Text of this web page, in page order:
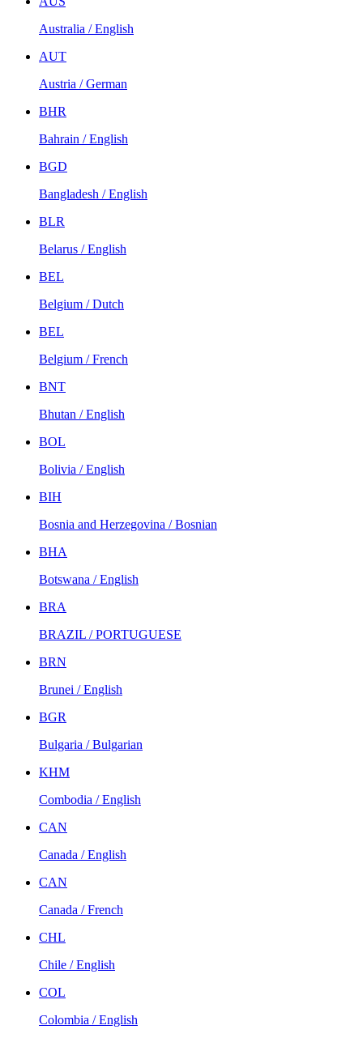
Australia / English
AUT
Austria / German
BHR
Bahrain / English
BGD
Bangladesh / English
BLR
Belarus / English
BEL
Belgium / Dutch
BEL
Belgium / French
BNT
Bhutan / English
BOL
Bolivia / English
BIH
Bosnia and Herzegovina / Bosnian
BHA
Botswana / English
BRA
BRAZIL / PORTUGUESE
BRN
Brunei / English
BGR
Bulgaria / Bulgarian
KHM
Combodia / English
CAN
Canada / English
CAN
Canada / French
CHL
Chile / English
COL
Colombia / English